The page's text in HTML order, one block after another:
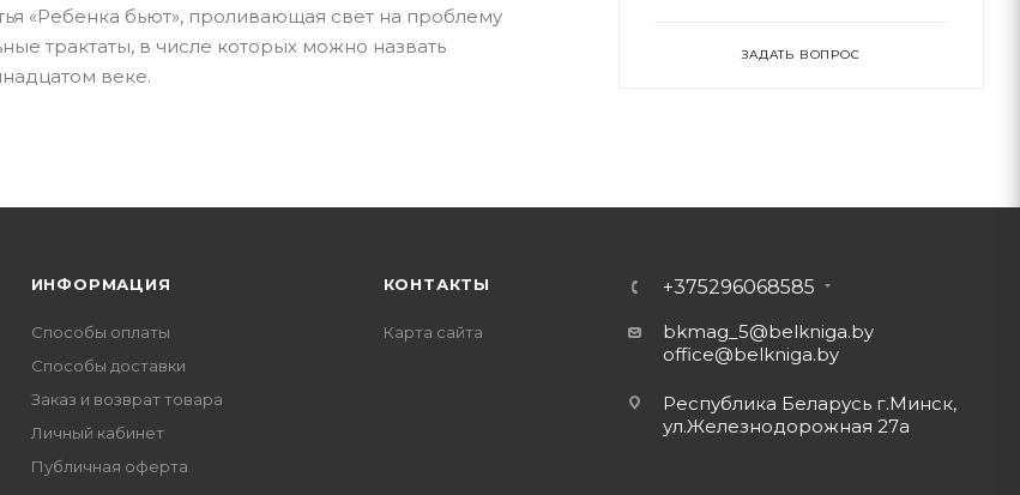
«Ребенка бьют», проливающая свет на проблему
трактаты, в числе которых можно назвать
веке.
ЗАДАТЬ ВОПРОС
ИНФОРМАЦИЯ
Способы оплаты
Способы доставки
Заказ и возврат товара
Личный кабинет
Публичная оферта
КОНТАКТЫ
Карта сайта
+375296068585
bkmag_5@belkniga.by
office@belkniga.by
Республика Беларусь г.Минск,
ул.Железнодорожная 27а